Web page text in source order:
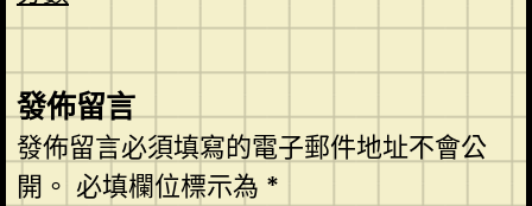
發佈留言
發佈留言必須填寫的電子郵件地址不會公
開。 必填欄位標示為 *